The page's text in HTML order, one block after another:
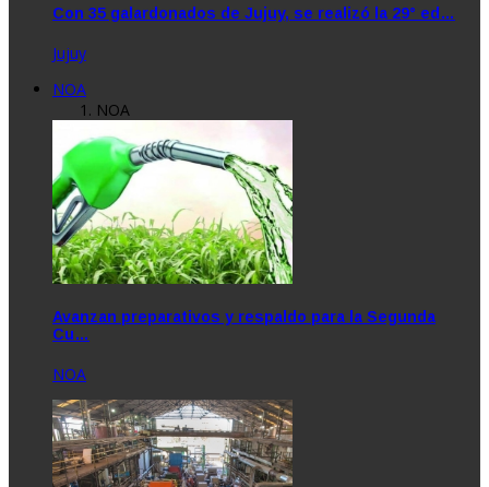
Con 35 galardonados de Jujuy, se realizó la 29° ed…
Jujuy
NOA
NOA
Avanzan preparativos y respaldo para la Segunda
Cu…
NOA